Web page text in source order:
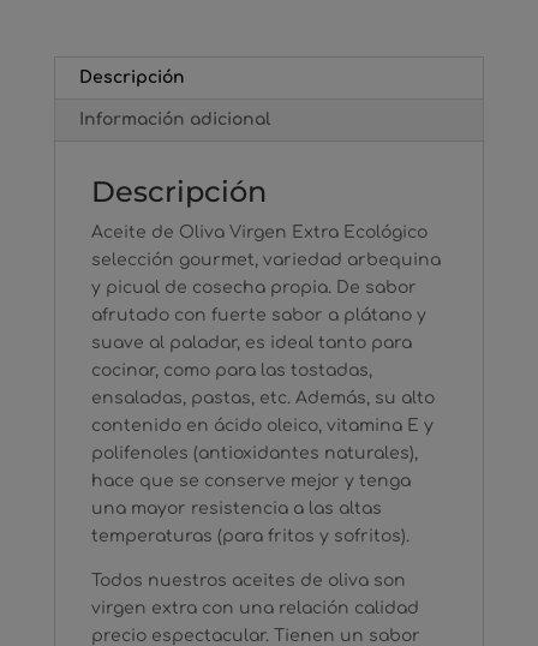
LitrosDescripción
Información adicional
Descripción
Aceite de Oliva Virgen Extra Ecológico
selección gourmet, variedad arbequina
y picual de cosecha propia. De sabor
afrutado con fuerte sabor a plátano y
suave al paladar, es ideal tanto para
cocinar, como para las tostadas,
ensaladas, pastas, etc. Además, su alto
contenido en ácido oleico, vitamina E y
polifenoles (antioxidantes naturales),
hace que se conserve mejor y tenga
una mayor resistencia a las altas
temperaturas (para fritos y sofritos).
Todos nuestros aceites de oliva son
virgen extra con una relación calidad
precio espectacular. Tienen un sabor